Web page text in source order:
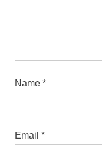
Name *
Email *